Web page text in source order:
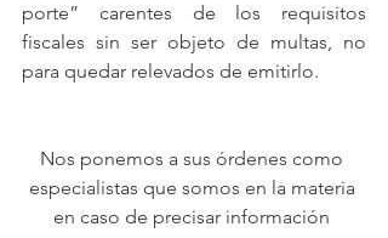
porte” carentes de los requisitos
fiscales sin ser objeto de multas, no
para quedar relevados de emitirlo.
Nos ponemos a sus órdenes como
especialistas que somos en la materia
en caso de precisar información